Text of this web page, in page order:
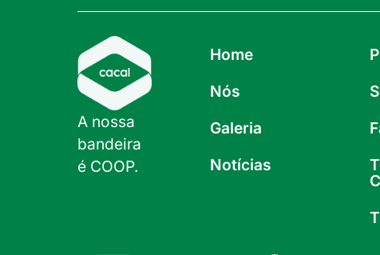
A nossa
bandeira
é COOP.
Home
Nós
Galeria
Notícias